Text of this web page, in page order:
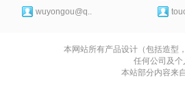
wuyongou@q..
本网站所有产品设计（包括造型
任何公司及
本站部分内容来